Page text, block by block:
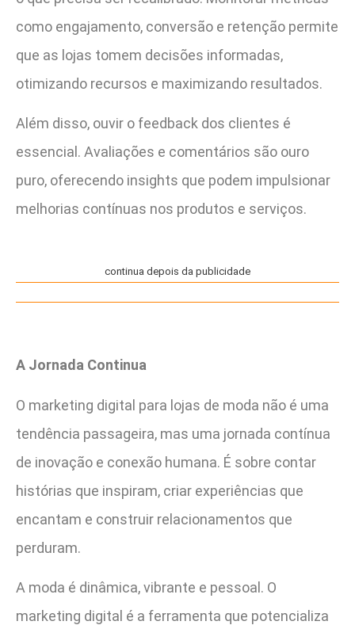
como engajamento, conversão e retenção permite
que as lojas tomem decisões informadas,
otimizando recursos e maximizando resultados.
Além disso, ouvir o feedback dos clientes é
essencial. Avaliações e comentários são ouro
puro, oferecendo insights que podem impulsionar
melhorias contínuas nos produtos e serviços.
continua depois da publicidade
A Jornada Continua
O marketing digital para lojas de moda não é uma
tendência passageira, mas uma jornada contínua
de inovação e conexão humana. É sobre contar
histórias que inspiram, criar experiências que
encantam e construir relacionamentos que
perduram.
A moda é dinâmica, vibrante e pessoal. O
marketing digital é a ferramenta que potencializa